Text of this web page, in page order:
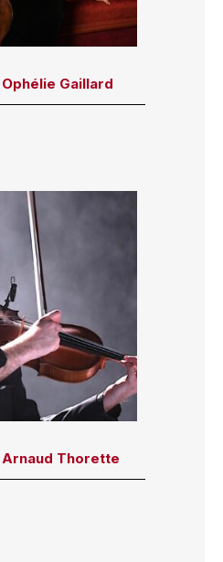
Gaillard
Thorette